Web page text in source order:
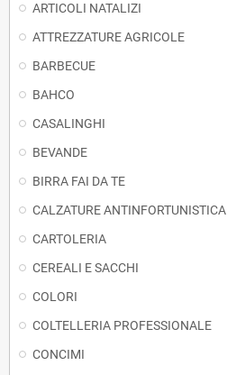
ARTICOLI NATALIZI
ATTREZZATURE AGRICOLE
BARBECUE
BAHCO
CASALINGHI
BEVANDE
BIRRA FAI DA TE
CALZATURE ANTINFORTUNISTICA
CARTOLERIA
CEREALI E SACCHI
COLORI
COLTELLERIA PROFESSIONALE
CONCIMI